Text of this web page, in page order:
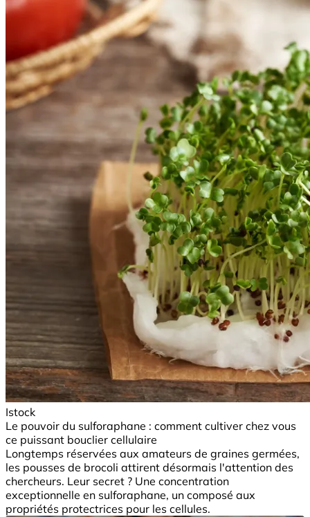
Istock
Le pouvoir du sulforaphane : comment cultiver chez vous
ce puissant bouclier cellulaire
Longtemps réservées aux amateurs de graines germées,
les pousses de brocoli attirent désormais l'attention des
chercheurs. Leur secret ? Une concentration
exceptionnelle en sulforaphane, un composé aux
propriétés protectrices pour les cellules.